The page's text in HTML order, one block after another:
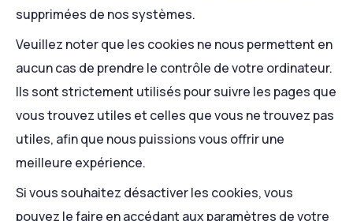
supprimées de nos systèmes.
Veuillez noter que les cookies ne nous permettent en
aucun cas de prendre le contrôle de votre ordinateur.
Ils sont strictement utilisés pour suivre les pages que
vous trouvez utiles et celles que vous ne trouvez pas
utiles, afin que nous puissions vous offrir une
meilleure expérience.
Si vous souhaitez désactiver les cookies, vous
pouvez le faire en accédant aux paramètres de votre